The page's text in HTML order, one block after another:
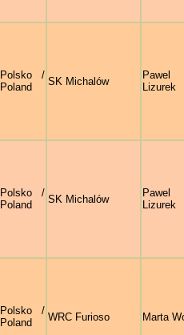
Polsko /
Poland
SK Michalów
Lizurek
Polsko /
Poland
SK Michalów
Lizurek
Polsko /
Poland
WRC Furioso Marta